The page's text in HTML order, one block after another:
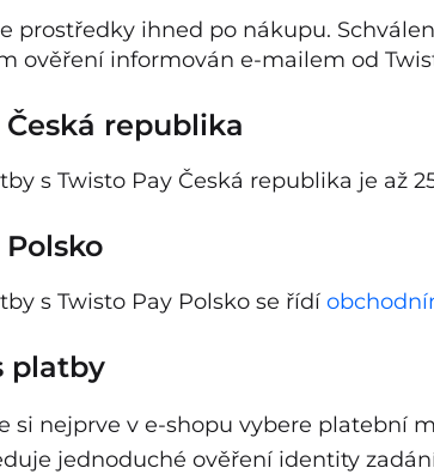
prostředky ihned po nákupu.
ověření informován e-mailem od
republika
s Twisto Pay Česká republika je až
s Twisto Pay Polsko se řídí
platby
si nejprve v e-shopu vybere platební
jednoduché ověření identity